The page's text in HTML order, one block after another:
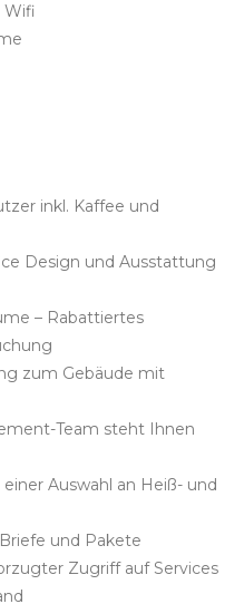
Wifi​
inkl. Kaffee und
Design und Ausstattung
– Rabattiertes
zum Gebäude mit
Team steht Ihnen
Auswahl an Heiß- und
und Pakete​
Zugriff auf Services